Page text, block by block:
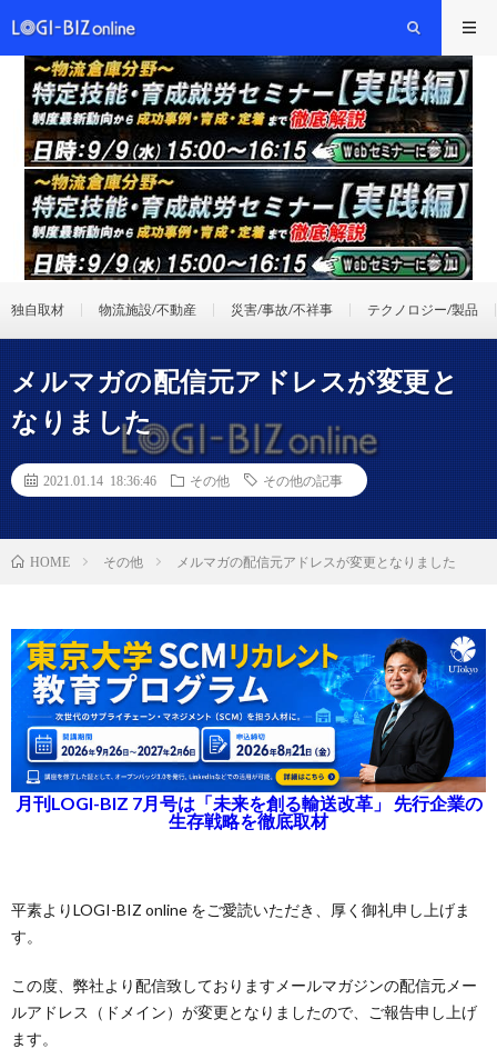
独自取材 物流施設/不動産 災害/事故/不祥事 テクノロジー/製品
メルマガの配信元アドレスが変更と
なりました
2021.01.14 18:36:46 その他 その他の記事
HOME その他 メルマガの配信元アドレスが変更となりました
月刊LOGI-BIZ 7月号は「未来を創る輸送改革」 先行企業の
生存戦略を徹底取材
平素よりLOGI-BIZ online をご愛読いただき、厚く御礼申し上げま
す。
この度、弊社より配信致しておりますメールマガジンの配信元メー
ルアドレス（ドメイン）が変更となりましたので、ご報告申し上げ
ます。